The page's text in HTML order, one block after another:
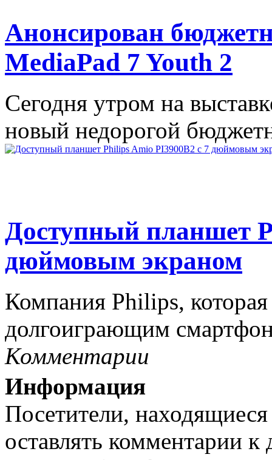
Анонсирован
MediaPad 7 Youth 2
Сегодня утром на
новый недорогой
Доступный планшет
дюймовым экраном
Компания Philips, которая
долгоиграющим
Комментарии
Информация
Посетители,
оставлять комментарии